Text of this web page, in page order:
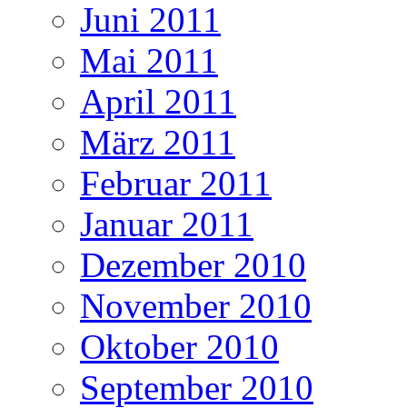
Juni 2011
Mai 2011
April 2011
März 2011
Februar 2011
Januar 2011
Dezember 2010
November 2010
Oktober 2010
September 2010